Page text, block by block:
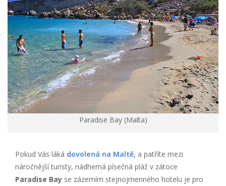
Paradise Bay (Malta)
Pokud Vás láká dovolená na Maltě, a patříte mezi
náročnější turisty, nádherná písečná pláž v zátoce
Paradise Bay se zázemím stejnojmenného hotelu je pro